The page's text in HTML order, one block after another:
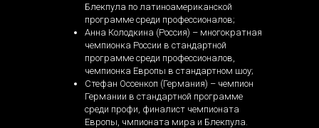
Блекпула по латиноамериканской
программе среди профессионалов;
Анна Колодкина (Россия) – многократная
чемпионка России в стандартной
программе среди профессионалов,
чемпионка Европы в стандартном шоу;
Стефан Оссенкоп (Германия) – чемпион
Германии в стандартной программе
среди профи, финалист чемпионата
Европы, чмпионата мира и Блекпула.